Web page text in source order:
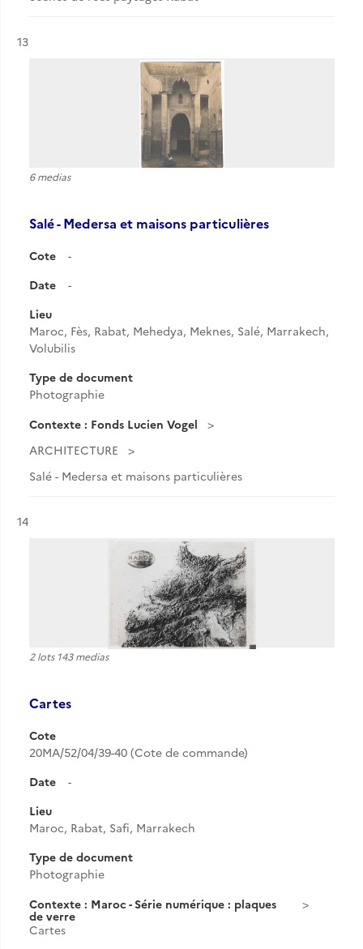
Résultat n°
13
6 medias
Salé - Medersa et maisons particulières
Cote
-
Date
-
Lieu
Maroc, Fès, Rabat, Mehedya, Meknes, Salé, Marrakech,
Volubilis
Type de document
Photographie
Contexte : Fonds Lucien Vogel
ARCHITECTURE
Salé - Medersa et maisons particulières
Résultat n°
14
2 lots 143 medias
Cartes
Cote
20MA/52/04/39-40 (Cote de commande)
Date
-
Lieu
Maroc, Rabat, Safi, Marrakech
Type de document
Photographie
Contexte : Maroc - Série numérique : plaques
de verre
Cartes